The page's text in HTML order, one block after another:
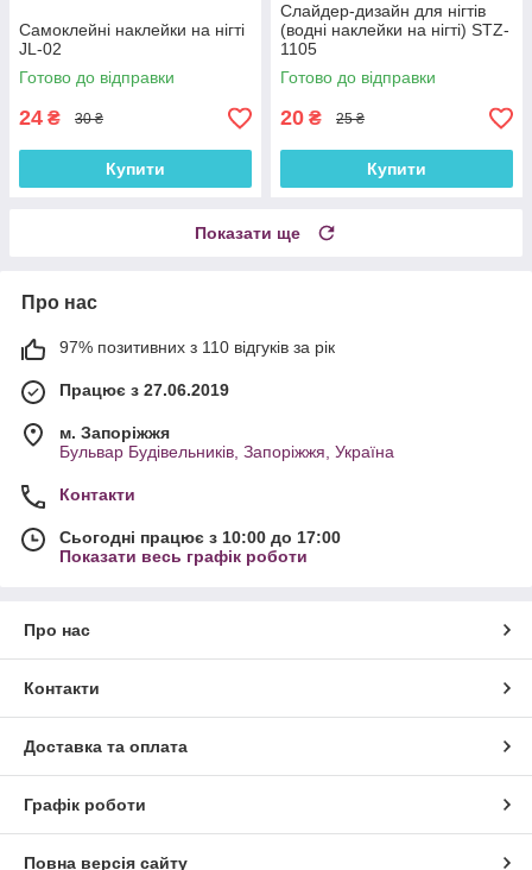
Самоклейні наклейки на нігті
JL-02
Готово до відправки
24 ₴ 30 ₴
Купити
Слайдер-дизайн для нігтів
(водні наклейки на нігті) STZ-
1105
Готово до відправки
20 ₴ 25 ₴
Купити
Показати ще
Про нас
97% позитивних з 110 відгуків за рік
Працює з 27.06.2019
м. Запоріжжя
Бульвар Будівельників, Запоріжжя, Україна
Контакти
Сьогодні працює з 10:00 до 17:00
Показати весь графік роботи
Про нас
Контакти
Доставка та оплата
Графік роботи
Повна версія сайту